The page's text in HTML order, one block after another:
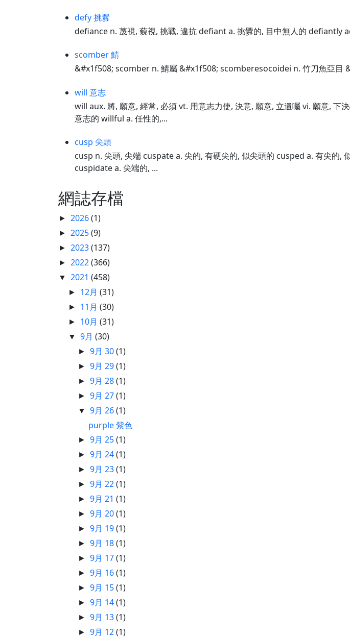
defy 挑釁
defiance n. 蔑視, 藐視, 挑戰, 違抗 defiant a. 挑釁的, 目中無人的 defiantly
scomber 鯖
&#x1f508; scomber n. 鯖屬 &#x1f508; scomberesocoidei n. 竹刀魚亞
will 意志
will aux. 將, 願意, 經常, 必須 vt. 用意志力使, 決意, 願意, 立遺囑 vi. 願意,
意志的 willful a. 任性的,...
cusp 尖頭
cusp n. 尖頭, 尖端 cuspate a. 尖的, 有硬尖的, 似尖頭的 cusped a. 有尖的,
cuspidate a. 尖端的, ...
網誌存檔
► 2026(1)
► 2025(9)
► 2023(137)
► 2022(366)
▼ 2021 (458)
► 12月(31)
► 11月(30)
► 10月(31)
▼9月(30)
►9月 30(1)
►9月 29(1)
►9月 28(1)
►9月 27(1)
▼9月 26(1)
purple 紫色
►9月 25(1)
►9月 24(1)
►9月 23(1)
►9月 22(1)
►9月 21(1)
►9月 20(1)
►9月 19(1)
►9月 18(1)
►9月 17(1)
►9月 16(1)
►9月 15(1)
►9月 14(1)
►9月 13(1)
►9月 12(1)